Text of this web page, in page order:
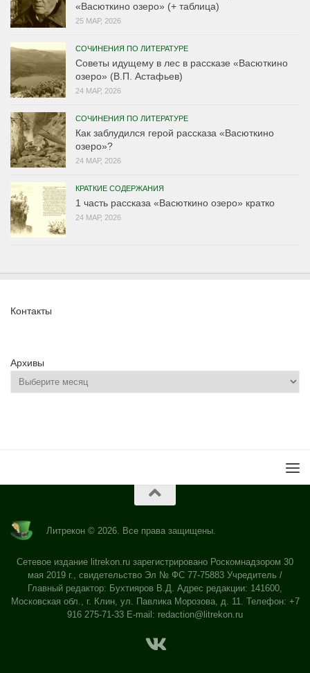
«Васюткино озеро» (+ таблица)
25 МАР, 2026
СОЧИНЕНИЯ ПО ЛИТЕРАТУРЕ
Советы идущему в лес в рассказе «Васюткино
озеро» (В.П. Астафьев)
24 МАР, 2026
СОЧИНЕНИЯ ПО ЛИТЕРАТУРЕ
Как заблудился герой рассказа «Васюткино
озеро»?
24 МАР, 2026
КРАТКИЕ СОДЕРЖАНИЯ
1 часть рассказа «Васюткино озеро» кратко
24 МАР, 2026
Контакты
Архивы
Литрекон © 2026. Все права защищены.
Сетевое издание litrekon.ru зарегистрировано Роскомнадзором 30
мая 2019 г., свидетельство Эл № ФС 77-75883 Учредитель /
Главный редактор: Бухтияров В.Д. Адрес редакции: 141600,
Московская обл., г. Клин, ул. Павлика Морозова, д. 11. Телефон: +7
916 275-71-33 E-mail: redaction@litrekon.ru